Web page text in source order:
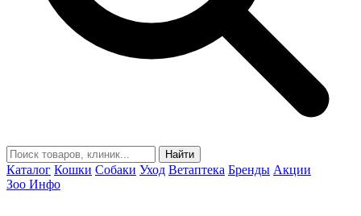
Найти
Каталог Кошки Собаки Уход Ветаптека Бренды Акции
Зоо Инфо